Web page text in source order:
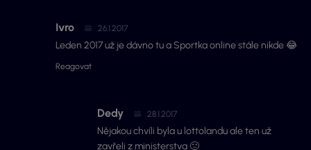
Ivro 26.1.2017
Leden 2017 už je dávno tu a Sportka online stále nikde 😂
Reagovat
Dedy 28.1.2017
Nějakou chvíli byla u lottolandu ale ten už
zavřeli z ministerstva 🙁